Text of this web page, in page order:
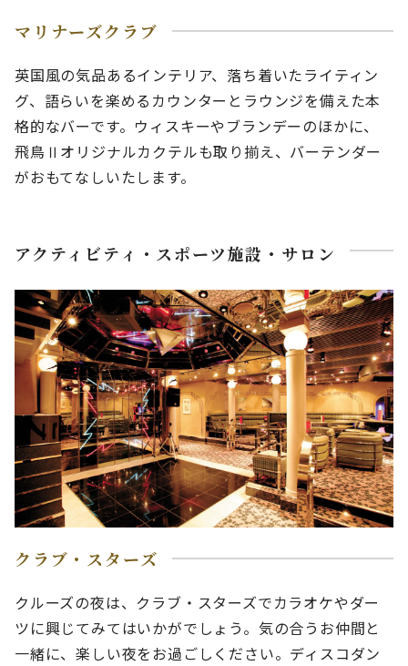
マリナーズクラブ
英国風の気品あるインテリア、落ち着いたライティン
グ、語らいを楽めるカウンターとラウンジを備えた本
格的なバーです。ウィスキーやブランデーのほかに、
飛鳥Ⅱオリジナルカクテルも取り揃え、バーテンダー
がおもてなしいたします。
アクティビティ・スポーツ施設・サロン
クラブ・スターズ
クルーズの夜は、クラブ・スターズでカラオケやダー
ツに興じてみてはいかがでしょう。気の合うお仲間と
一緒に、楽しい夜をお過ごしください。ディスコダン